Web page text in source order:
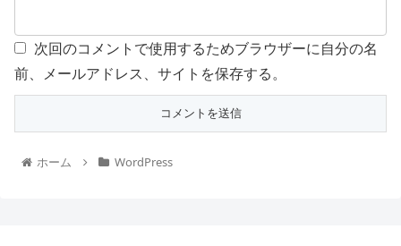
次回のコメントで使用するためブラウザーに自分の名
前、メールアドレス、サイトを保存する。
ホーム WordPress